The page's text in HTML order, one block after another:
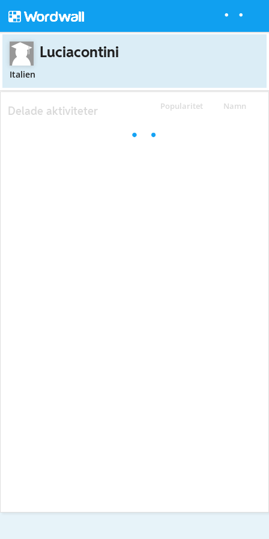
Luciacontini
Italien
Popularitet Namn
Delade aktiviteter